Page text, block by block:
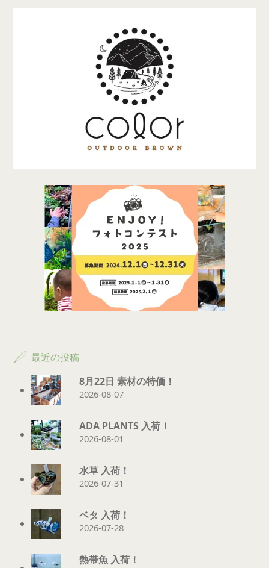
最近の投稿
8月22日 素材の特価！
2026-08-07
ADA PLANTS 入荷！
2026-08-01
水草 入荷！
2026-07-31
ベタ 入荷！
2026-07-28
熱帯魚 入荷！